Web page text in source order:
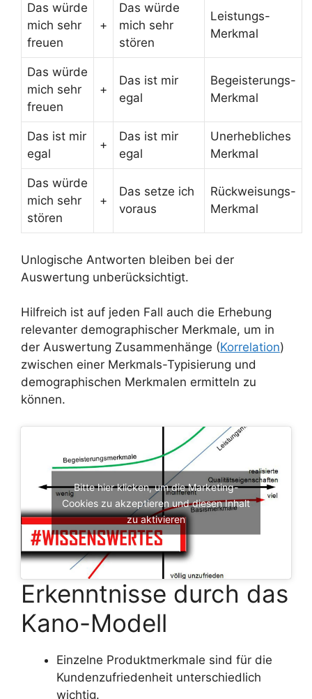
Das würde
mich sehr
freuen
+
Das würde
mich sehr
stören
Leistungs-
Merkmal
Das würde
mich sehr
freuen
+
Das ist mir
egal
Begeisterungs-
Merkmal
Das ist mir
egal
+
Das ist mir
egal
Unerhebliches
Merkmal
Das würde
mich sehr
stören
+
Das setze ich
voraus
Rückweisungs-
Merkmal
Unlogische Antworten bleiben bei der
Auswertung unberücksichtigt.
Hilfreich ist auf jeden Fall auch die Erhebung
relevanter demographischer Merkmale, um in
der Auswertung Zusammenhänge (Korrelation)
zwischen einer Merkmals-Typisierung und
demographischen Merkmalen ermitteln zu
können.
Bitte hier klicken, um die Marketing-
Cookies zu akzeptieren und diesen Inhalt
zu aktivieren
Erkenntnisse durch das
Kano-Modell
Einzelne Produktmerkmale sind für die
Kundenzufriedenheit unterschiedlich
wichtig.